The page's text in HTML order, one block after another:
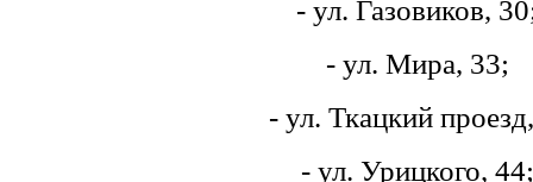
- ул. Газовиков,
- ул. Мира, 33;
- ул. Ткацкий
- ул. Урицкого, 44;